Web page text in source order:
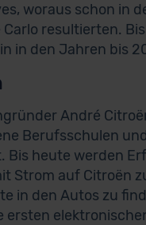
woraus schon in
resultierten.
in den Jahren bis
André
Berufsschulen
Bis heute werden
Strom auf Citroën
in den Autos zu